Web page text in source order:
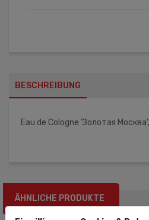
BESCHREIBUNG
Eau de Cologne 'Золотая
ÄHNLICHE PRODUKTE